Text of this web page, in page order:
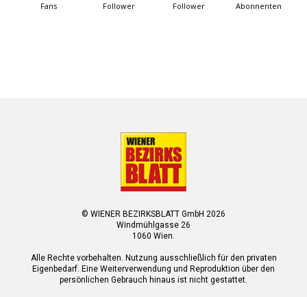
Fans Follower Follower Abonnenten
© WIENER BEZIRKSBLATT GmbH 2026
Windmühlgasse 26
1060 Wien.
Alle Rechte vorbehalten. Nutzung ausschließlich für den privaten
Eigenbedarf. Eine Weiterverwendung und Reproduktion über den
persönlichen Gebrauch hinaus ist nicht gestattet.